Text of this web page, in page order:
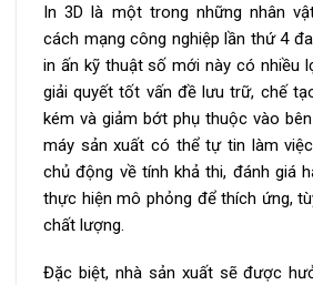
In 3D là một trong những nhân
cách mạng công nghiệp lần thứ 4
in ấn kỹ thuật số mới này có nhiều
giải quyết tốt vấn đề lưu trữ, chế
kém và giảm bớt phụ thuộc vào
máy sản xuất có thể tự tin làm
chủ động về tính khả thi, đánh giá
thực hiện mô phỏng để thích ứng,
chất lượng.
Đặc biệt, nhà sản xuất sẽ được